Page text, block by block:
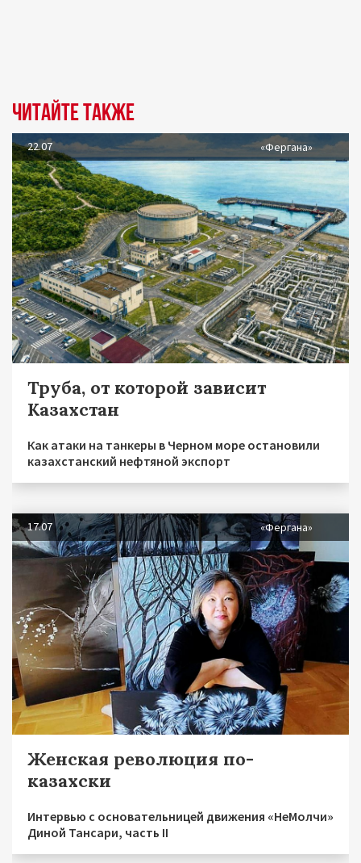
Читайте также
22.07 «Фергана»
Труба, от которой зависит
Казахстан
Как атаки на танкеры в Черном море остановили
казахстанский нефтяной экспорт
17.07 «Фергана»
Женская революция по-
казахски
Интервью с основательницей движения «НеМолчи»
Диной Тансари, часть II